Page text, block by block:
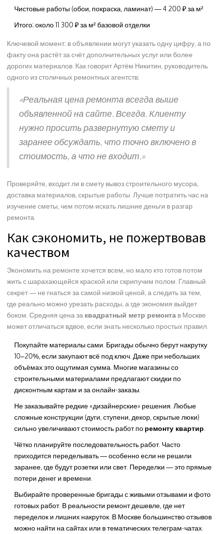
Чистовые работы (обои, покраска, ламинат) — 4 200 ₽ за м²
Итого: около 11 300 ₽ за м² базовой отделки
Ключевой момент: в объявлении могут указать одну цифру, а по
факту она растёт за счёт дополнительных услуг или более
дорогих материалов. Как говорит Артём Никитин, руководитель
одного из столичных ремонтных агентств:
«Реальная цена ремонта всегда выше
объявленной на сайте. Всегда. Клиенту
нужно просить развернутую смету и
заранее обсуждать, что точно включено в
стоимость, а что не входит.»
Проверяйте, входит ли в смету вывоз строительного мусора,
доставка материалов, скрытые работы. Лучше потратить час на
изучение сметы, чем потом искать лишние деньги в разгар
ремонта.
Как сэкономить, не пожертвовав
качеством
Экономить на ремонте хочется всем, но мало кто готов потом
жить с шарахающейся краской или скрипучим полом. Главный
секрет — не гнаться за самой низкой ценой, а следить за тем,
где реально можно урезать расходы, а где экономия выйдет
боком. Средняя цена за квадратный метр ремонта в Москве
может отличаться вдвое, если знать несколько простых правил.
Покупайте материалы сами. Бригады обычно берут накрутку
10–20%, если закупают всё под ключ. Даже при небольших
объёмах это ощутимая сумма. Многие магазины со
строительными материалами предлагают скидки по
дисконтным картам и за онлайн-заказы.
Не заказывайте редкие «дизайнерские» решения. Любые
сложные конструкции (дуги, ступени, декор, скрытые люки)
сильно увеличивают стоимость работ по ремонту квартир
Чётко планируйте последовательность работ. Часто
приходится переделывать — особенно если не решили
заранее, где будут розетки или свет. Переделки — это прямые
потери денег и времени.
Выбирайте проверенные бригады с живыми отзывами и фото
готовых работ. В реальности ремонт дешевле, где нет
переделок и лишних накруток. В Москве большинство отзывов
можно найти на сайтах или в тематических телеграм-чатах.